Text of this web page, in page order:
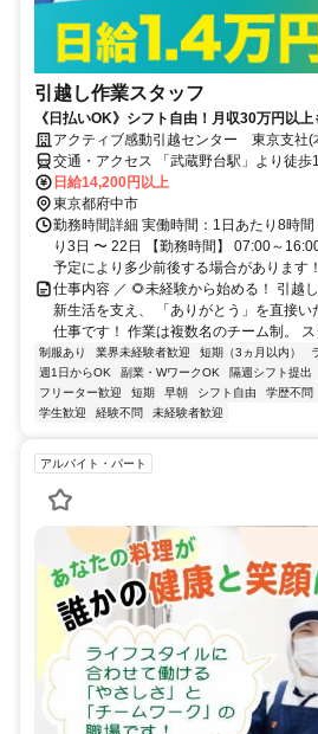
引越し作業スタッフ
《日払いOK》シフト自由！月収30万円以上
アクティブ感動引越センター 東京支社(
交通・アクセス 「武蔵野台駅」より徒歩
日給14,200円以上
東京都府中市
勤務時間詳細 実働時間：1日あたり8時
り3日 〜 22日 【勤務時間】 07:00～
予定により多少前後する場合があります
仕事内容 ／ 🌻未経験から始める！ 引越
新生活を支え、 「ありがとう」を直接い
仕事です！ 作業は複数名のチーム制。
制服あり 業界未経験者歓迎 短期（3ヵ月以内）
週1日からOK
副業・WワークOK 隔週シフト提出
フリーター歓迎
短期 早朝 シフト自由 学歴不問
学生歓迎
経験不問 未経験者歓迎
アルバイト・パート